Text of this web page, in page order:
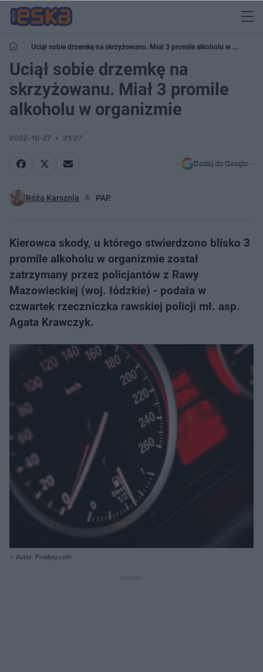
Uciął sobie drzemkę na skrzyżowanu. Miał 3 promile alkoholu w
organizmie
Uciął sobie drzemkę na
skrzyżowanu. Miał 3 promile
alkoholu w organizmie
2022-10-27 21:27
Dodaj do Google
Róża Karsznia PAP.
Kierowca skody, u którego stwierdzono blisko 3
promile alkoholu w organizmie został
zatrzymany przez policjantów z Rawy
Mazowieckiej (woj. łódzkie) - podała w
czwartek rzeczniczka rawskiej policji mł. asp.
Agata Krawczyk.
Autor: Pixabay.com